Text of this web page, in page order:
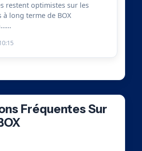
restent optimistes sur les
à long terme de BOX
Fréquentes Sur